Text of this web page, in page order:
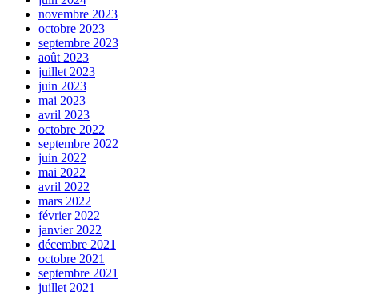
novembre 2023
octobre 2023
septembre 2023
août 2023
juillet 2023
juin 2023
mai 2023
avril 2023
octobre 2022
septembre 2022
juin 2022
mai 2022
avril 2022
mars 2022
février 2022
janvier 2022
décembre 2021
octobre 2021
septembre 2021
juillet 2021